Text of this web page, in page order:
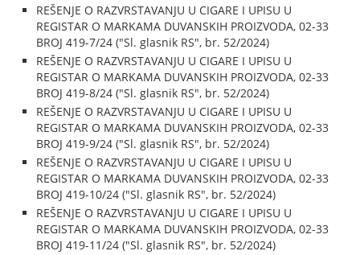
REŠENJE O RAZVRSTAVANJU U CIGARE I UPISU U
REGISTAR O MARKAMA DUVANSKIH PROIZVODA, 02-33
BROJ 419-7/24 ("Sl. glasnik RS", br. 52/2024)
REŠENJE O RAZVRSTAVANJU U CIGARE I UPISU U
REGISTAR O MARKAMA DUVANSKIH PROIZVODA, 02-33
BROJ 419-8/24 ("Sl. glasnik RS", br. 52/2024)
REŠENJE O RAZVRSTAVANJU U CIGARE I UPISU U
REGISTAR O MARKAMA DUVANSKIH PROIZVODA, 02-33
BROJ 419-9/24 ("Sl. glasnik RS", br. 52/2024)
REŠENJE O RAZVRSTAVANJU U CIGARE I UPISU U
REGISTAR O MARKAMA DUVANSKIH PROIZVODA, 02-33
BROJ 419-10/24 ("Sl. glasnik RS", br. 52/2024)
REŠENJE O RAZVRSTAVANJU U CIGARE I UPISU U
REGISTAR O MARKAMA DUVANSKIH PROIZVODA, 02-33
BROJ 419-11/24 ("Sl. glasnik RS", br. 52/2024)